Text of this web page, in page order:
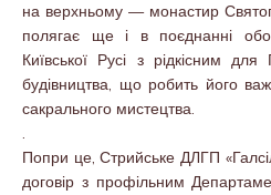
на верхньому — монастир
полягає ще і в поєднанні
Київської Русі з рідкісним
будівництва, що робить його
сакрального мистецтва.
.
Попри це, Стрийське ДЛГП
договір з профільним